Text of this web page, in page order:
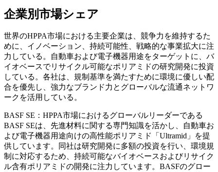
企業別市場シェア
世界のHPPA市場における主要企業は、競争力を維持するた
めに、イノベーション、持続可能性、戦略的な事業拡大に注
力している。自動車および電子機器用途をターゲットに、バ
イオベースでリサイクル可能なポリアミドの研究開発に投資
している。各社は、規制基準を満たすために環境に優しい配
合を優先し、強力なブランド力とグローバルな流通ネットワ
ークを活用している。
BASF SE：HPPA市場におけるグローバルリーダーである
BASF SEは、先進材料に関する専門知識を活かし、自動車お
よび電子機器用途向けの高性能ポリアミド「Ultramid」を提
供しています。同社は研究開発に多額の投資を行い、環境規
制に対応するため、持続可能なバイオベースおよびリサイク
ル含有ポリアミドの開発に注力しています。BASFのグロー